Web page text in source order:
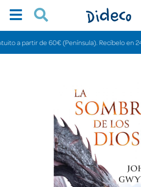
partir de 60€ (Península). Recíbelo en 24/48